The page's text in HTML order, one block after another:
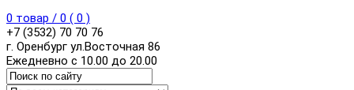
0 товар / 0 ( 0 )
+7 (3532) 70 70 76
г. Оренбург ул.Восточная 86
Ежедневно с 10.00 до 20.00